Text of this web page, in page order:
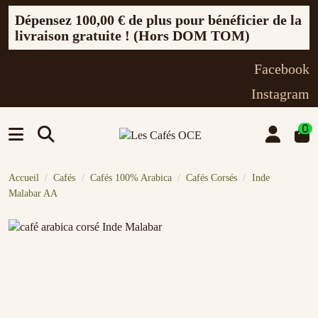
Dépensez 100,00 € de plus pour bénéficier de la
livraison gratuite ! (Hors DOM TOM)
Facebook
Instagram
0
Accueil Cafés Cafés 100% Arabica Cafés Corsés
Inde
Malabar AA